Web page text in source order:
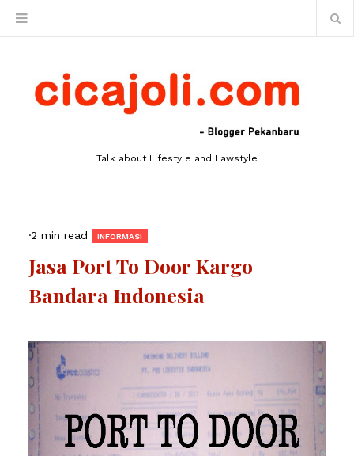
Talk about Lifestyle and Lawstyle
·2 min read INFORMASI
Jasa Port To Door Kargo
Bandara Indonesia